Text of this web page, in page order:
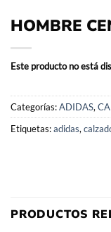
HOMBRE
Este producto no está
Categorías:ADIDAS,
Etiquetas:adidas,
PRODUCTOS